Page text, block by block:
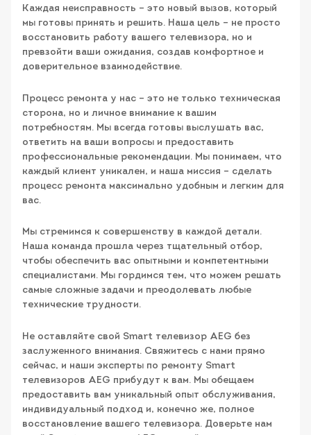
Каждая неисправность – это новый вызов, который
мы готовы принять и решить. Наша цель – не просто
восстановить работу вашего телевизора, но и
превзойти ваши ожидания, создав комфортное и
доверительное взаимодействие.
Процесс ремонта у нас – это не только техническая
сторона, но и личное внимание к вашим
потребностям. Мы всегда готовы выслушать вас,
ответить на ваши вопросы и предоставить
профессиональные рекомендации. Мы понимаем, что
каждый клиент уникален, и наша миссия – сделать
процесс ремонта максимально удобным и легким для
вас.
Мы стремимся к совершенству в каждой детали.
Наша команда прошла через тщательный отбор,
чтобы обеспечить вас опытными и компетентными
специалистами. Мы гордимся тем, что можем решать
самые сложные задачи и преодолевать любые
технические трудности.
Не оставляйте свой Smart телевизор AEG без
заслуженного внимания. Свяжитесь с нами прямо
сейчас, и наши эксперты по ремонту Smart
телевизоров AEG прибудут к вам. Мы обещаем
предоставить вам уникальный опыт обслуживания,
индивидуальный подход и, конечно же, полное
восстановление вашего телевизора. Доверьте нам